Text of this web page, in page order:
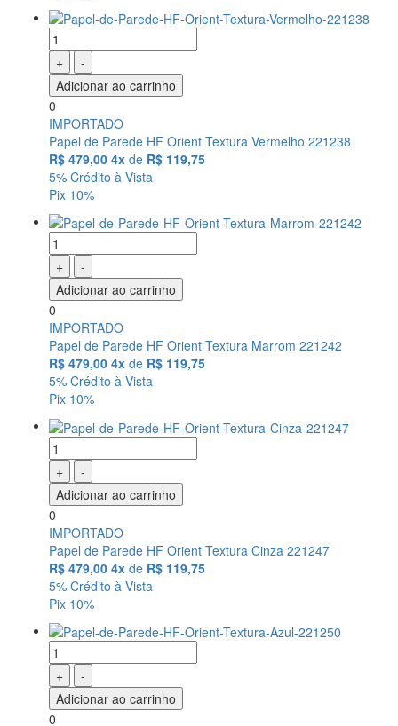
+
-
Adicionar ao carrinho
0
IMPORTADO
Papel de Parede HF Orient Textura Vermelho 221238
R$ 479,00 4x de R$ 119,75
5% Crédito à Vista
Pix 10%
+
-
Adicionar ao carrinho
0
IMPORTADO
Papel de Parede HF Orient Textura Marrom 221242
R$ 479,00 4x de R$ 119,75
5% Crédito à Vista
Pix 10%
+
-
Adicionar ao carrinho
0
IMPORTADO
Papel de Parede HF Orient Textura Cinza 221247
R$ 479,00 4x de R$ 119,75
5% Crédito à Vista
Pix 10%
+
-
Adicionar ao carrinho
0